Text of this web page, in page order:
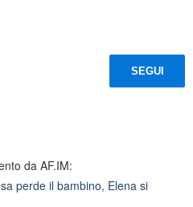
SEGUI
da AF.IM:
perde il bambino, Elena si